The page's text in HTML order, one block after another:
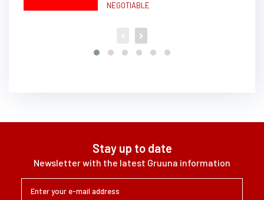
NEGOTIABLE
Stay up to date
Newsletter with the latest Gruuna information